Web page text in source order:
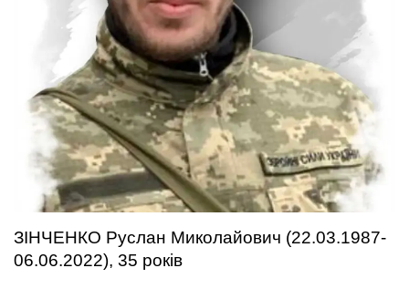
ЗІНЧЕНКО Руслан Миколайович (22.03.1987-
06.06.2022), 35 років